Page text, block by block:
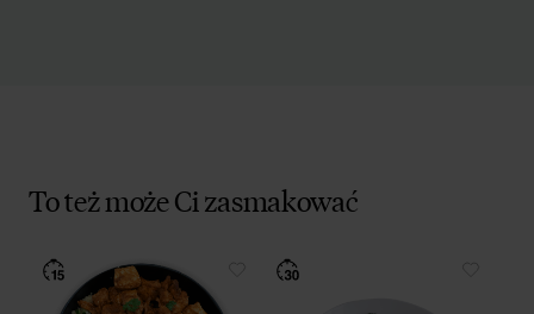
To też może Ci zasmakować